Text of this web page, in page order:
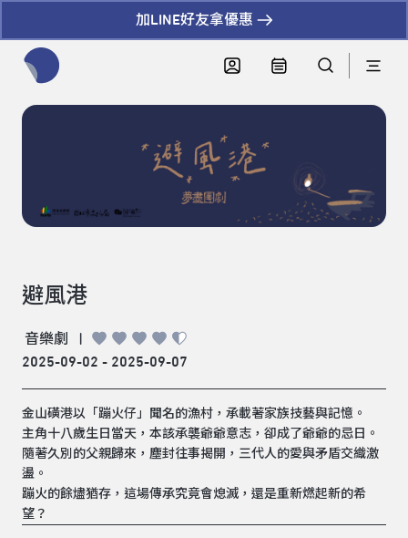
加LINE好友拿優惠
避風港
音樂劇
|
2025-09-02 - 2025-09-07
金山磺港以「蹦火仔」聞名的漁村，承載著家族技藝與記憶。
主角十八歲生日當天，本該承襲爺爺意志，卻成了爺爺的忌日。
隨著久別的父親歸來，塵封往事揭開，三代人的愛與矛盾交織激
盪。
蹦火的餘燼猶存，這場傳承究竟會熄滅，還是重新燃起新的希
望？